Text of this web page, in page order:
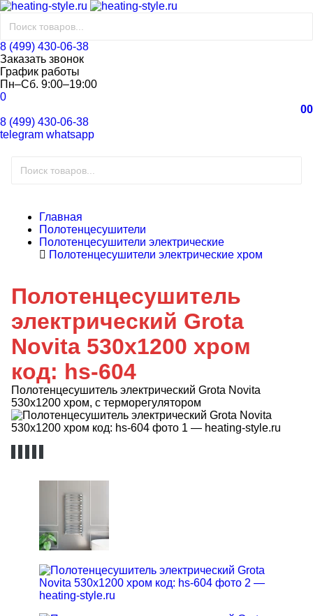
8 (499) 430-06-38
Заказать звонок
График работы
Пн–Сб. 9:00–19:00
0
00
8 (499) 430-06-38
telegram whatsapp
Главная
Полотенцесушители
Полотенцесушители электрические
Полотенцесушители электрические хром
Полотенцесушитель
электрический Grota
Novita 530x1200 хром
код: hs-604
Полотенцесушитель электрический Grota Novita
530х1200 хром, с терморегулятором